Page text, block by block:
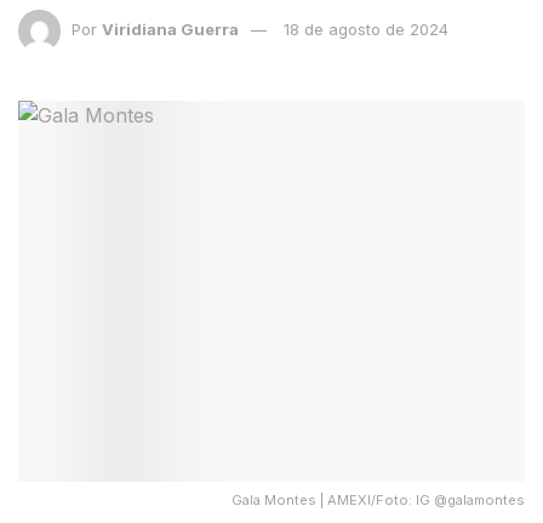
Por Viridiana Guerra 18 de agosto de 2024
Gala Montes | AMEXI/Foto: IG @galamontes